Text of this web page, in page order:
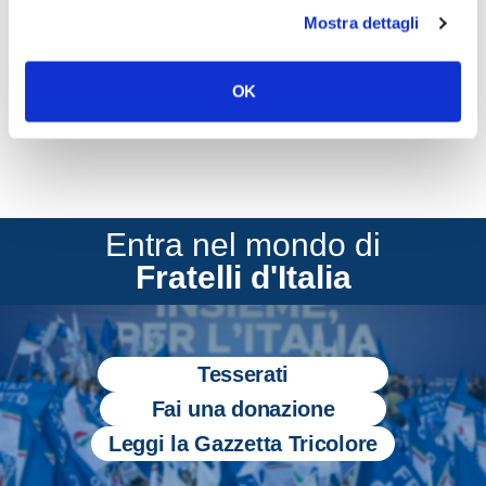
Mostra dettagli
OK
CONDIVIDI
Entra nel mondo di
Fratelli d'Italia
Tesserati
Fai una donazione
Leggi la Gazzetta Tricolore